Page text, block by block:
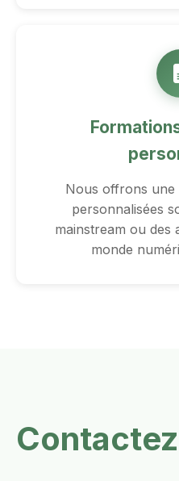
Nous offrons une
personnalisées
mainstream ou des
monde